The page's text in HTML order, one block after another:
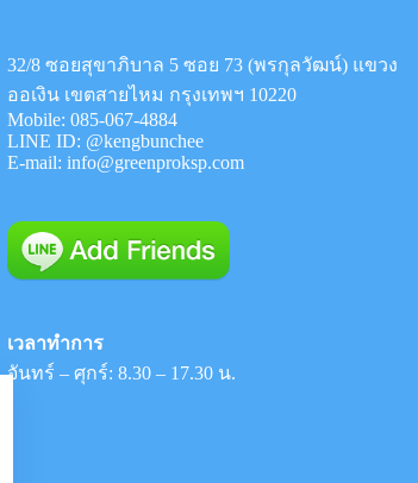
32/8 ซอยสุขาภิบาล 5 ซอย 73 (พรกุลวัฒน์) แขวง
ออเงิน เขตสายไหม กรุงเทพฯ 10220
Mobile: 085-067-4884
LINE ID: @kengbunchee
E-mail: info@greenproksp.com
เวลาทำการ
จันทร์ – ศุกร์: 8.30 – 17.30 น.